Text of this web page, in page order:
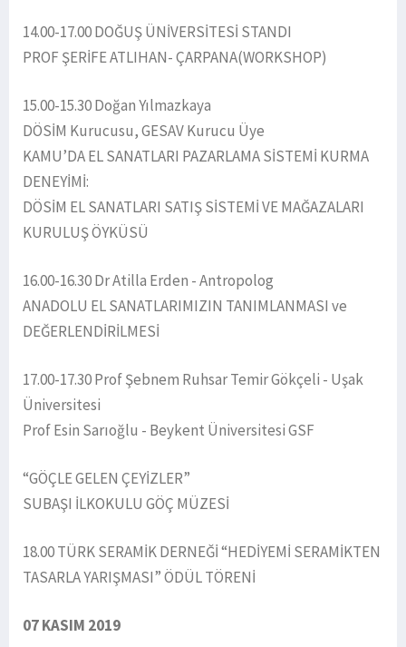
14.00-17.00 DOĞUŞ ÜNİVERSİTESİ STANDI
PROF ŞERİFE ATLIHAN- ÇARPANA(WORKSHOP)
15.00-15.30 Doğan Yılmazkaya
DÖSİM Kurucusu, GESAV Kurucu Üye
KAMU’DA EL SANATLARI PAZARLAMA SİSTEMİ KURMA
DENEYİMİ:
DÖSİM EL SANATLARI SATIŞ SİSTEMİ VE MAĞAZALARI
KURULUŞ ÖYKÜSÜ
16.00-16.30 Dr Atilla Erden - Antropolog
ANADOLU EL SANATLARIMIZIN TANIMLANMASI ve
DEĞERLENDİRİLMESİ
17.00-17.30 Prof Şebnem Ruhsar Temir Gökçeli - Uşak
Üniversitesi
Prof Esin Sarıoğlu - Beykent Üniversitesi GSF
“GÖÇLE GELEN ÇEYİZLER”
SUBAŞI İLKOKULU GÖÇ MÜZESİ
18.00 TÜRK SERAMİK DERNEĞİ “HEDİYEMİ SERAMİKTEN
TASARLA YARIŞMASI” ÖDÜL TÖRENİ
07 KASIM 2019